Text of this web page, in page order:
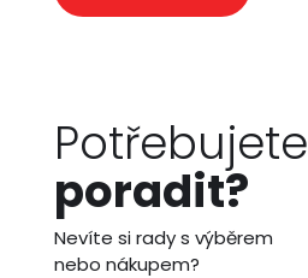
Potřebujete
poradit?
Nevíte si rady s výběrem
nebo nákupem?